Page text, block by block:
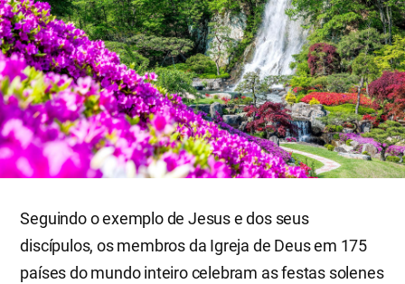
Seguindo o exemplo de Jesus e dos seus
discípulos, os membros da Igreja de Deus em 175
países do mundo inteiro celebram as festas solenes